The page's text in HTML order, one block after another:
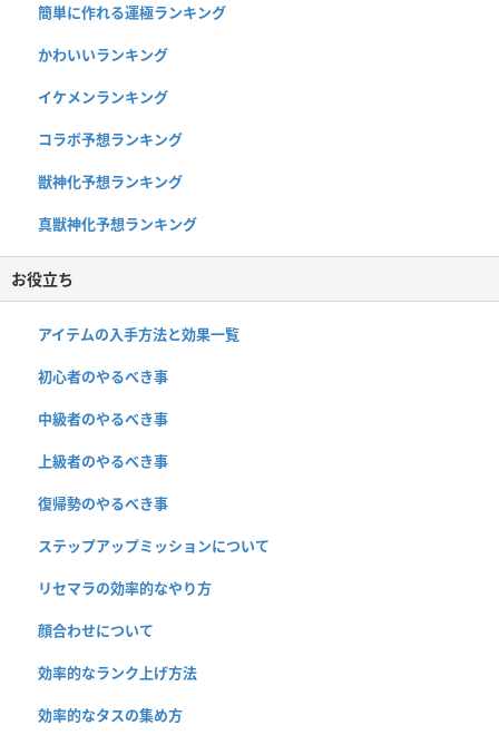
簡単に作れる運極ランキング
かわいいランキング
イケメンランキング
コラボ予想ランキング
獣神化予想ランキング
真獣神化予想ランキング
お役立ち
アイテムの入手方法と効果一覧
初心者のやるべき事
中級者のやるべき事
上級者のやるべき事
復帰勢のやるべき事
ステップアップミッションについて
リセマラの効率的なやり方
顔合わせについて
効率的なランク上げ方法
効率的なタスの集め方